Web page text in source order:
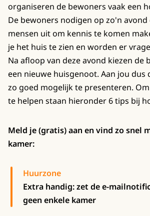
organiseren de bewoners vaak een
De bewoners nodigen op zo'n avond
mensen uit om kennis te komen
je het huis te zien en worden er
Na afloop van deze avond kiezen de
een nieuwe huisgenoot. Aan jou dus
zo goed mogelijk te presenteren.
te helpen staan hieronder 6 tips bij
Meld je (gratis) aan en vind zo snel
kamer:
Huurzone
Extra handig: zet de e-
geen enkele kamer